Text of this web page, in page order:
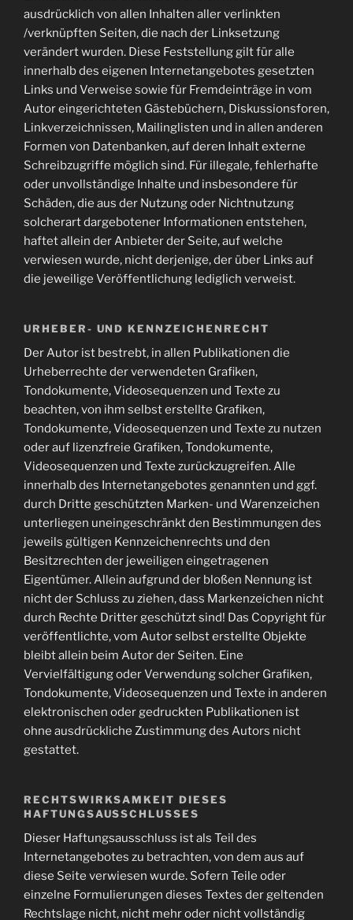
ausdrücklich von allen Inhalten aller verlinkten
/verknüpften Seiten, die nach der Linksetzung
verändert wurden. Diese Feststellung gilt für alle
innerhalb des eigenen Internetangebotes gesetzten
Links und Verweise sowie für Fremdeinträge in vom
Autor eingerichteten Gästebüchern, Diskussionsforen,
Linkverzeichnissen, Mailinglisten und in allen anderen
Formen von Datenbanken, auf deren Inhalt externe
Schreibzugriffe möglich sind. Für illegale, fehlerhafte
oder unvollständige Inhalte und insbesondere für
Schäden, die aus der Nutzung oder Nichtnutzung
solcherart dargebotener Informationen entstehen,
haftet allein der Anbieter der Seite, auf welche
verwiesen wurde, nicht derjenige, der über Links auf
die jeweilige Veröffentlichung lediglich verweist.
URHEBER- UND KENNZEICHENRECHT
Der Autor ist bestrebt, in allen Publikationen die
Urheberrechte der verwendeten Grafiken,
Tondokumente, Videosequenzen und Texte zu
beachten, von ihm selbst erstellte Grafiken,
Tondokumente, Videosequenzen und Texte zu nutzen
oder auf lizenzfreie Grafiken, Tondokumente,
Videosequenzen und Texte zurückzugreifen. Alle
innerhalb des Internetangebotes genannten und ggf.
durch Dritte geschützten Marken- und Warenzeichen
unterliegen uneingeschränkt den Bestimmungen des
jeweils gültigen Kennzeichenrechts und den
Besitzrechten der jeweiligen eingetragenen
Eigentümer. Allein aufgrund der bloßen Nennung ist
nicht der Schluss zu ziehen, dass Markenzeichen nicht
durch Rechte Dritter geschützt sind! Das Copyright für
veröffentlichte, vom Autor selbst erstellte Objekte
bleibt allein beim Autor der Seiten. Eine
Vervielfältigung oder Verwendung solcher Grafiken,
Tondokumente, Videosequenzen und Texte in anderen
elektronischen oder gedruckten Publikationen ist
ohne ausdrückliche Zustimmung des Autors nicht
gestattet.
RECHTSWIRKSAMKEIT DIESES
HAFTUNGSAUSSCHLUSSES
Dieser Haftungsausschluss ist als Teil des
Internetangebotes zu betrachten, von dem aus auf
diese Seite verwiesen wurde. Sofern Teile oder
einzelne Formulierungen dieses Textes der geltenden
Rechtslage nicht, nicht mehr oder nicht vollständig